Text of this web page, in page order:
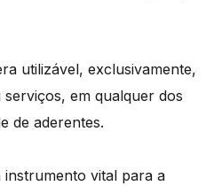
utilizável, exclusivamente,
em qualquer dos
de aderentes.
vital para a